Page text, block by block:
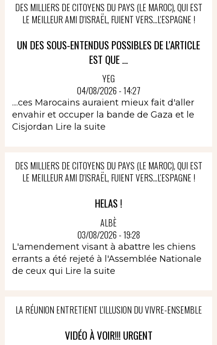
DES MILLIERS DE CITOYENS DU PAYS (LE MAROC), QUI EST
LE MEILLEUR AMI D'ISRAËL, FUIENT VERS...L'ESPAGNE !
UN DES SOUS-ENTENDUS POSSIBLES DE L'ARTICLE
EST QUE ...
YEG
04/08/2026 - 14:27
....ces Marocains auraient mieux fait d'aller
envahir et occuper la bande de Gaza et le
Cisjordan Lire la suite
DES MILLIERS DE CITOYENS DU PAYS (LE MAROC), QUI EST
LE MEILLEUR AMI D'ISRAËL, FUIENT VERS...L'ESPAGNE !
HELAS !
ALBÈ
03/08/2026 - 19:28
L'amendement visant à abattre les chiens
errants a été rejeté à l'Assemblée Nationale
de ceux qui Lire la suite
LA RÉUNION ENTRETIENT L'ILLUSION DU VIVRE-ENSEMBLE
VIDÉO À VOIR!!! URGENT